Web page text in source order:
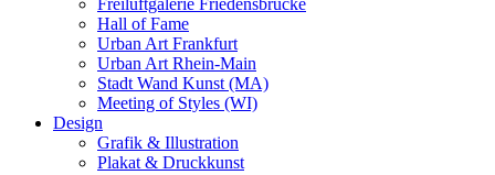
Freiluftgalerie Friedensbrücke
Hall of Fame
Urban Art Frankfurt
Urban Art Rhein-Main
Stadt Wand Kunst (MA)
Meeting of Styles (WI)
Design
Grafik & Illustration
Plakat & Druckkunst